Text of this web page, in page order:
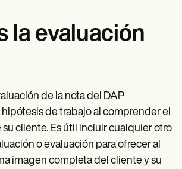
la evaluación
de la nota del DAP
de trabajo al comprender el
cliente. Es útil incluir cualquier otro
o evaluación para ofrecer al
imagen completa del cliente y su